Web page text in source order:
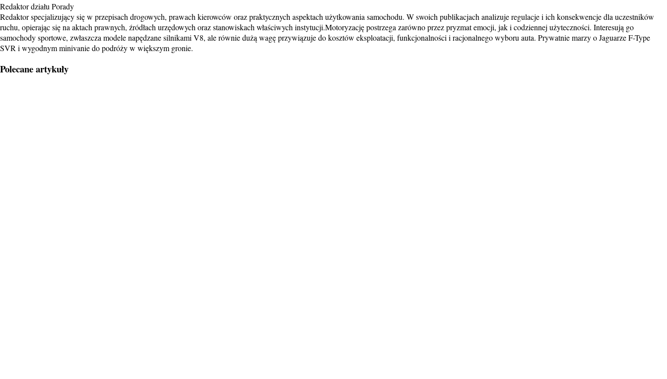
Redaktor działu Porady
Redaktor specjalizujący się w przepisach drogowych, prawach kierowców oraz praktycznych aspektach użytkowania samochodu. W swoich publikacjach analizuje regulacje i ich konsekwencje dla uczestników
ruchu, opierając się na aktach prawnych, źródłach urzędowych oraz stanowiskach właściwych instytucji.Motoryzację postrzega zarówno przez pryzmat emocji, jak i codziennej użyteczności. Interesują go
samochody sportowe, zwłaszcza modele napędzane silnikami V8, ale równie dużą wagę przywiązuje do kosztów eksploatacji, funkcjonalności i racjonalnego wyboru auta. Prywatnie marzy o Jaguarze F-Type
SVR i wygodnym minivanie do podróży w większym gronie.
Polecane artykuły